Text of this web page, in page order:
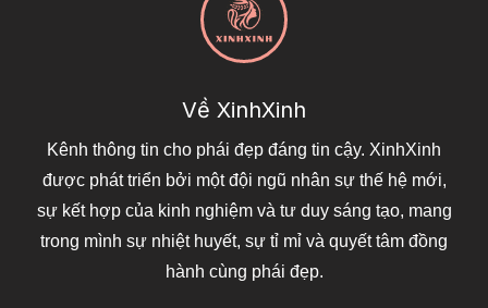
Về XinhXinh
Kênh thông tin cho phái đẹp đáng tin cậy. XinhXinh
được phát triển bởi một đội ngũ nhân sự thế hệ mới,
sự kết hợp của kinh nghiệm và tư duy sáng tạo, mang
trong mình sự nhiệt huyết, sự tỉ mỉ và quyết tâm đồng
hành cùng phái đẹp.